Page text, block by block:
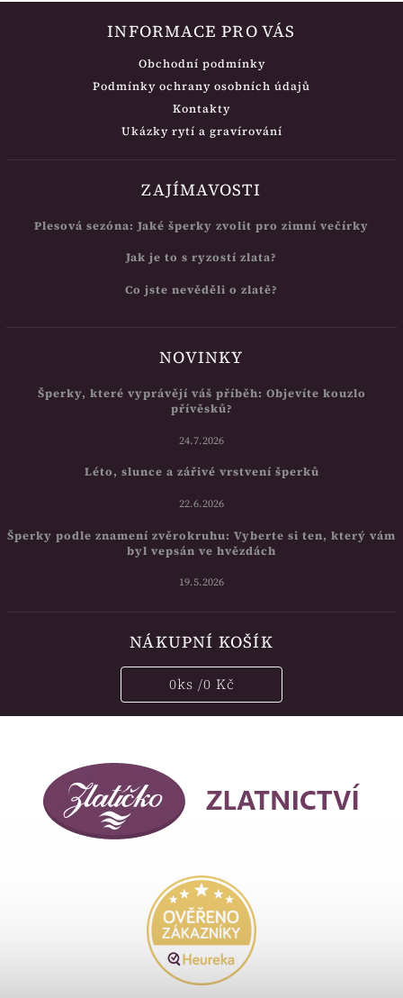
INFORMACE PRO VÁS
Obchodní podmínky
Podmínky ochrany osobních údajů
Kontakty
Ukázky rytí a gravírování
ZAJÍMAVOSTI
Plesová sezóna: Jaké šperky zvolit pro zimní večírky
Jak je to s ryzostí zlata?
Co jste nevěděli o zlatě?
NOVINKY
Šperky, které vyprávějí váš příběh: Objevíte kouzlo
přívěsků?
24.7.2026
Léto, slunce a zářivé vrstvení šperků
22.6.2026
Šperky podle znamení zvěrokruhu: Vyberte si ten, který vám
byl vepsán ve hvězdách
19.5.2026
NÁKUPNÍ KOŠÍK
0ks /0 Kč